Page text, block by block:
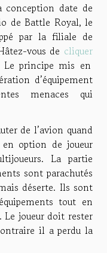
date de
de Battle Royal, le
par la filiale de
vous de cliquer
Le principe mis en
d’équipement
menaces qui
de l’avion quand
option de joueur
La partie
sont parachutés
déserte. Ils sont
tout en
Le joueur doit rester
il a perdu la